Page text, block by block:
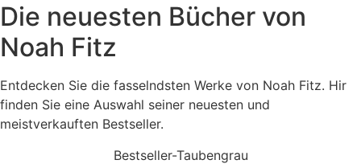
Die neuesten Bücher von
Noah Fitz
Entdecken Sie die fasselndsten Werke von Noah Fitz. Hir
finden Sie eine Auswahl seiner neuesten und
meistverkauften Bestseller.
Bestseller-Taubengrau